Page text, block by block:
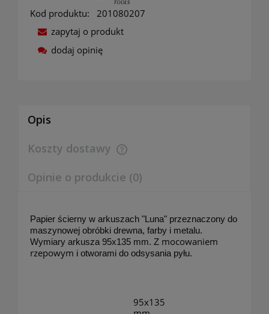
Kod produktu:
201080207
zapytaj o produkt
dodaj opinię
Opis
Koszty dostawy
Cena nie zawiera ewentualnych kosztów płatności
Opinie o produkcie (0)
Papier ścierny w arkuszach "Luna" przeznaczony do
maszynowej obróbki drewna, farby i metalu.
Wymiary arkusza 95x135 mm. Z mocowaniem
rzepowym i otworami do odsysania pyłu.
95x135